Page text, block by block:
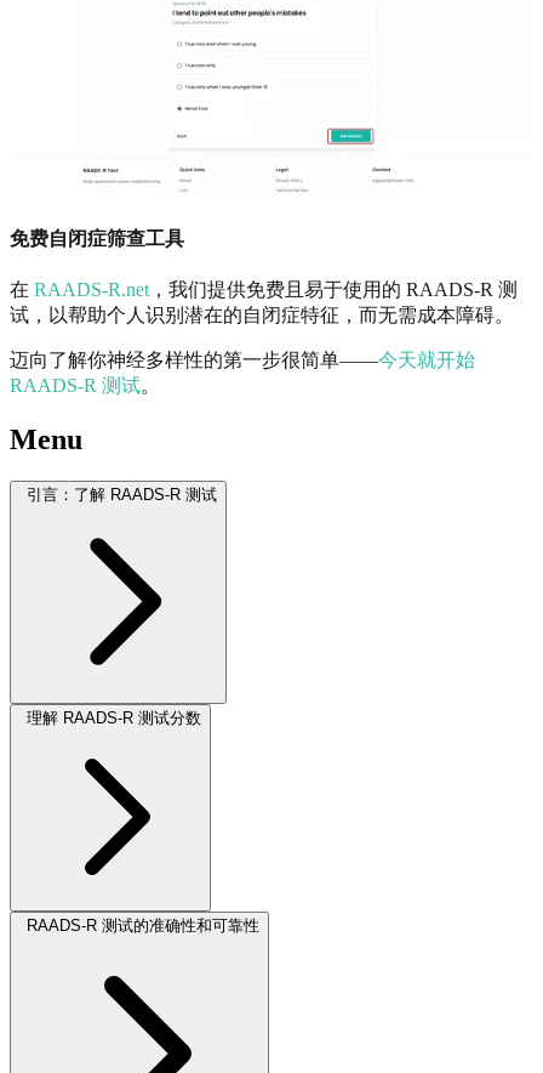
免费自闭症筛查工具
在 RAADS-R.net ，我们提供免费且易于使用的 RAADS-R 测
试，以帮助个人识别潜在的自闭症特征，而无需成本障碍。
迈向了解你神经多样性的第一步很简单——今天就开始
RAADS-R 测试。
Menu
引言：了解 RAADS-R 测试
理解 RAADS-R 测试分数
RAADS-R 测试的准确性和可靠性